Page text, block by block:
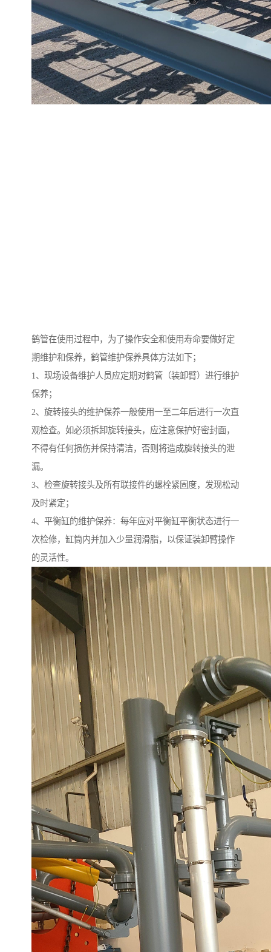
鹤管在使用过程中，为了操作安全和使用寿命要做好定
期维护和保养，鹤管维护保养具体方法如下；
1、现场设备维护人员应定期对鹤管（装卸臂）进行维护
保养；
2、旋转接头的维护保养一般使用一至二年后进行一次直
观检查。如必须拆卸旋转接头，应注意保护好密封面，
不得有任何损伤并保持清洁，否则将造成旋转接头的泄
漏。
3、检查旋转接头及所有联接件的螺栓紧固度，发现松动
及时紧定；
4、平衡缸的维护保养：每年应对平衡缸平衡状态进行一
次检修，缸筒内并加入少量润滑脂，以保证装卸臂操作
的灵活性。